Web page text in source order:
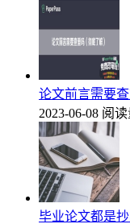
论文前言需要
2023-06-08 阅读
毕业论文都是